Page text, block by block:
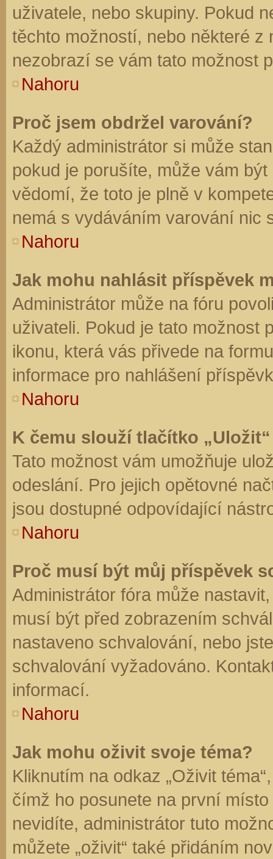
uživatele, nebo skupiny. Pokud
těchto možností, nebo některé z
nezobrazí se vám tato možnost
Nahoru
Proč jsem obdržel varování?
Každý administrátor si může
pokud je porušíte, může vám
vědomí, že toto je plně v
nemá s vydáváním varování nic
Nahoru
Jak mohu nahlásit příspěvek
Administrátor může na fóru
uživateli. Pokud je tato možnost
ikonu, která vás přivede na
informace pro nahlášení
Nahoru
K čemu slouží tlačítko
Tato možnost vám umožňuje
odeslání. Pro jejich opětovné
jsou dostupné odpovídající
Nahoru
Proč musí být můj příspěvek
Administrátor fóra může
musí být před zobrazením
nastaveno schvalování, nebo
schvalování vyžadováno.
informací.
Nahoru
Jak mohu oživit svoje téma?
Kliknutím na odkaz „Oživit
čímž ho posunete na první
nevidíte, administrátor tuto
můžete „oživit“ také přidáním